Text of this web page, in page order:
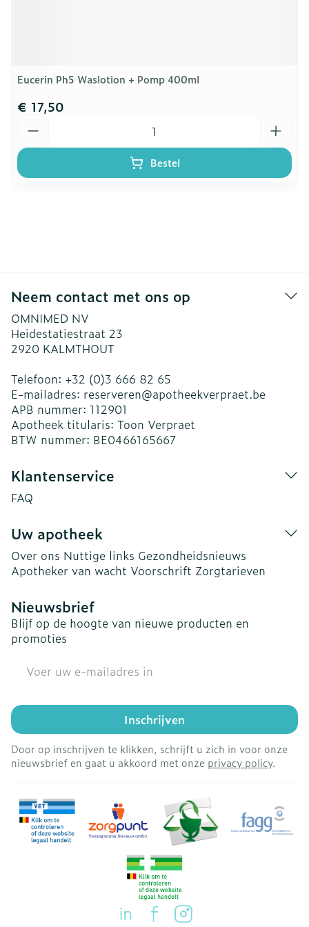
Eucerin Ph5 Waslotion + Pomp 400ml
€ 17,50
Bestel
Neem contact met ons op
OMNIMED NV
Heidestatiestraat 23
2920 KALMTHOUT
Telefoon: +32 (0)3 666 82 65
E-mailadres: reserveren@apotheekverpraet.be
APB nummer: 112901
Apotheek titularis: Toon Verpraet
BTW nummer: BE0466165667
Klantenservice
FAQ
Uw apotheek
Over ons Nuttige links Gezondheidsnieuws
Apotheker van wacht Voorschrift Zorgtarieven
Nieuwsbrief
Blijf op de hoogte van nieuwe producten en
promoties
Inschrijven
Door op inschrijven te klikken, schrijft u zich in voor onze
nieuwsbrief en gaat u akkoord met onze privacy policy.